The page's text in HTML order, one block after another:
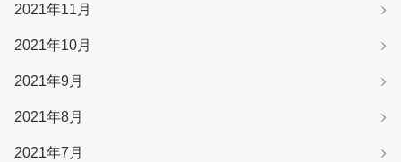
2021年11月
2021年10月
2021年9月
2021年8月
2021年7月